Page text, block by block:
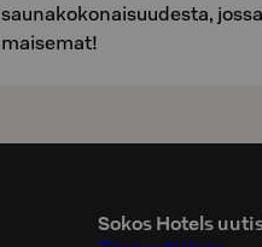
saunakokonaisuudesta,
maisemat!
Sokos Hotels